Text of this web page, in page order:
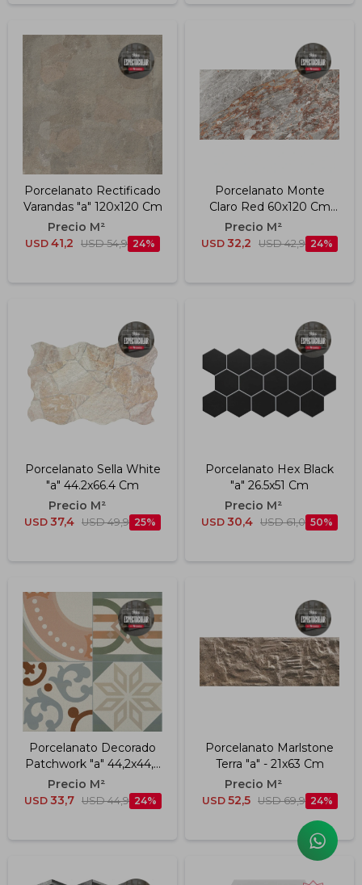
Porcelanato Rectificado
Varandas "a" 120x120 Cm
USD 41,2 USD 54,9 24
Porcelanato Monte
Claro Red 60x120 Cm
Pol
USD 32,2 USD 42,9 24
Porcelanato Sella White
"a" 44.2x66.4 Cm
USD 37,4 USD 49,9 25
Porcelanato Hex Black
"a" 26.5x51 Cm
USD 30,4 USD 61,0 50
Porcelanato Decorado
Patchwork "a" 44,2x44,2
Cm
USD 33,7 USD 44,9 24
Porcelanato Marlstone
Terra "a" - 21x63 Cm
USD 52,5 USD 69,9 24